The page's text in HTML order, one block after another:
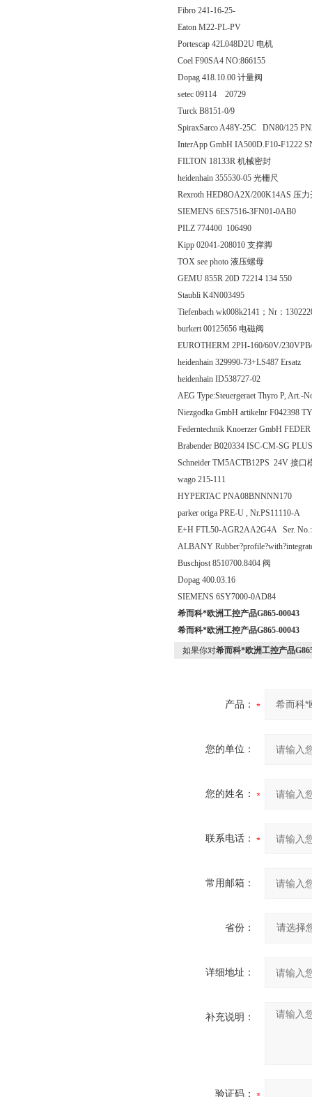
Fibro 241-16-25-
Eaton M22-PL-PV
Portescap 42L048D2U 电机
Coel F90SA4 NO:866155
Dopag 418.10.00 计量阀
setec 09114 20729
Turck B8151-0/9
SpiraxSarco A48Y-25C DN80/125
InterApp GmbH IA500D.F10-F1222
FILTON 18133R 机械密封
heidenhain 355530-05 光栅尺
Rexroth HED8OA2X/200K14AS 压
SIEMENS 6ES7516-3FN01-0AB0
PILZ 774400 106490
Kipp 02041-208010 支撑脚
TOX see photo 液压螺母
GEMU 855R 20D 72214 134 550
Staubli K4N003495
Tiefenbach wk008k2141；Nr：
burkert 00125656 电磁阀
EUROTHERM 2PH-160/60V/
heidenhain 329990-73+LS487 Ersatz
heidenhain ID538727-02
AEG Type:Steuergeraet Thyro P, Art.-
Niezgodka GmbH artikelnr F042398
Federntechnik Knoerzer GmbH
Brabender B020334 ISC-CM-SG
Schneider TM5ACTB12PS 24V 接口
wago 215-111
HYPERTAC PNA08BNNNN170
parker origa PRE-U , Nr.PS11110-A
E+H FTL50-AGR2AA2G4A Ser.
ALBANY
Buschjost 8510700.8404 阀
Dopag 400.03.16
SIEMENS 6SY7000-0AD84
希而科*欧洲工控产品G865-00043
希而科*欧洲工控产品G865-00043
如果你对希而科*欧洲工控产品
产品：
您的单位：
您的姓名：
联系电话：
常用邮箱：
省份：
详细地址：
补充说明：
验证码：